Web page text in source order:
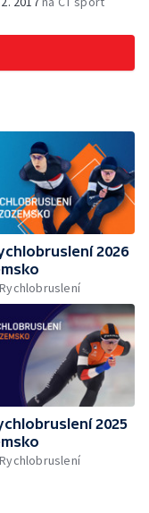
2026
Rychlobruslení
2025
Rychlobruslení